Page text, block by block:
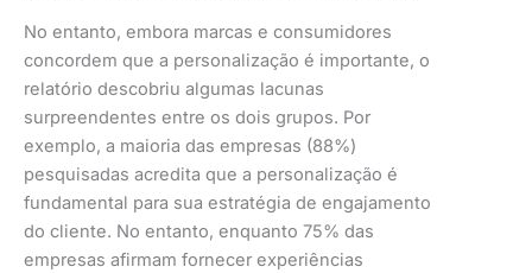
No entanto, embora marcas e consumidores
concordem que a personalização é importante, o
relatório descobriu algumas lacunas
surpreendentes entre os dois grupos. Por
exemplo, a maioria das empresas (88%)
pesquisadas acredita que a personalização é
fundamental para sua estratégia de engajamento
do cliente. No entanto, enquanto 75% das
empresas afirmam fornecer experiências